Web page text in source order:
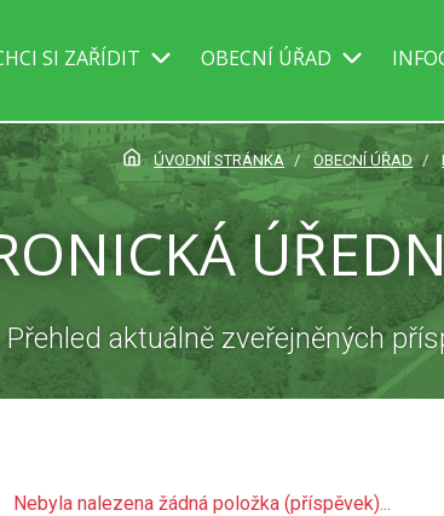
SI ZAŘÍDIT OBECNÍ ÚŘAD
ÚVODNÍ STRÁNKA OBECNÍ ÚŘAD
Přehled aktuálně zveřejněných
Nebyla nalezena žádná položka (příspěvek)...